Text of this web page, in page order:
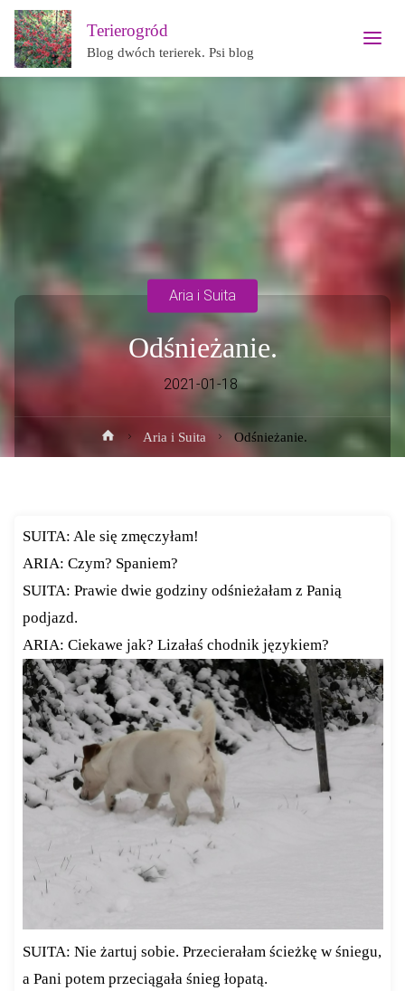
Terierogród
Blog dwóch terierek. Psi blog
Odśnieżanie.
2021-01-18
Aria i Suita
Strona
główna
Aria i Suita Odśnieżanie.
SUITA: Ale się zmęczyłam!
ARIA: Czym? Spaniem?
SUITA: Prawie dwie godziny odśnieżałam z Panią
podjazd.
ARIA: Ciekawe jak? Lizałaś chodnik językiem?
SUITA: Nie żartuj sobie. Przecierałam ścieżkę w śniegu,
a Pani potem przeciągała śnieg łopatą.